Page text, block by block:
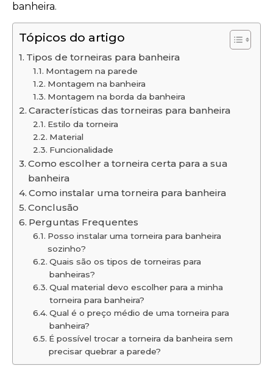
banheira.
Tópicos do artigo
Tipos de torneiras para banheira
Montagem na parede
Montagem na banheira
Montagem na borda da banheira
Características das torneiras para banheira
Estilo da torneira
Material
Funcionalidade
Como escolher a torneira certa para a sua
banheira
Como instalar uma torneira para banheira
Conclusão
Perguntas Frequentes
Posso instalar uma torneira para banheira
sozinho?
Quais são os tipos de torneiras para
banheiras?
Qual material devo escolher para a minha
torneira para banheira?
Qual é o preço médio de uma torneira para
banheira?
É possível trocar a torneira da banheira sem
precisar quebrar a parede?